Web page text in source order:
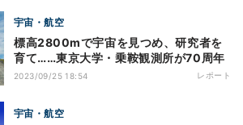
宇宙・航空
標高2800mで宇宙を見つめ、研究者を
育て……東京大学・乗鞍観測所が70周年
2023/09/25 18:54 レポート
宇宙・航空